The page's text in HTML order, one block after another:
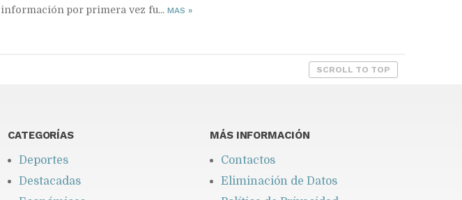
información por primera vez fu... MAS »
SCROLL TO TOP
CATEGORÍAS
Deportes
Destacadas
MÁS INFORMACIÓN
Contactos
Eliminación de Datos